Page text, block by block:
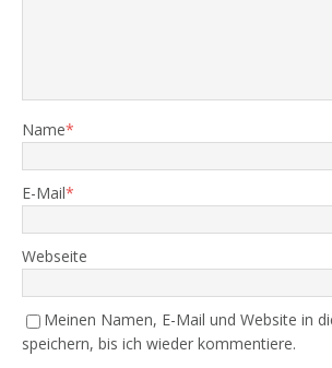
Name*
E-Mail*
Webseite
Meinen Namen, E-Mail und Website in
speichern, bis ich wieder kommentiere.